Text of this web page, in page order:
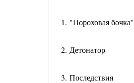
1. "Пороховая бочка"
2. Детонатор
3. Последствия